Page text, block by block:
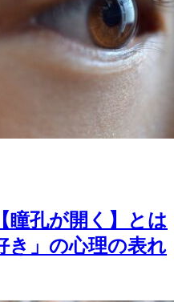
瞳孔が開く】とは
き」の心理の表れ